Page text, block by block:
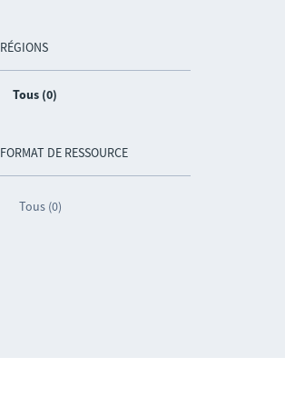
RÉGIONS
Tous (0)
FORMAT DE RESSOURCE
Tous (0)